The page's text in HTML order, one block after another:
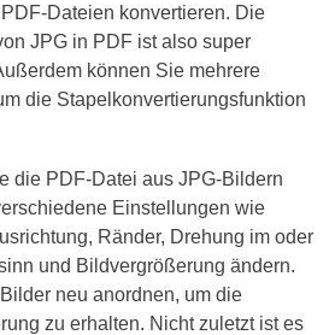
Dateien konvertieren. Die
JPG in PDF ist also super
können Sie mehrere
die Stapelkonvertierungsfunktion
die PDF-Datei aus JPG-Bildern
Einstellungen wie
Ränder, Drehung im oder
und Bildvergrößerung ändern.
neu anordnen, um die
zu erhalten. Nicht zuletzt ist es